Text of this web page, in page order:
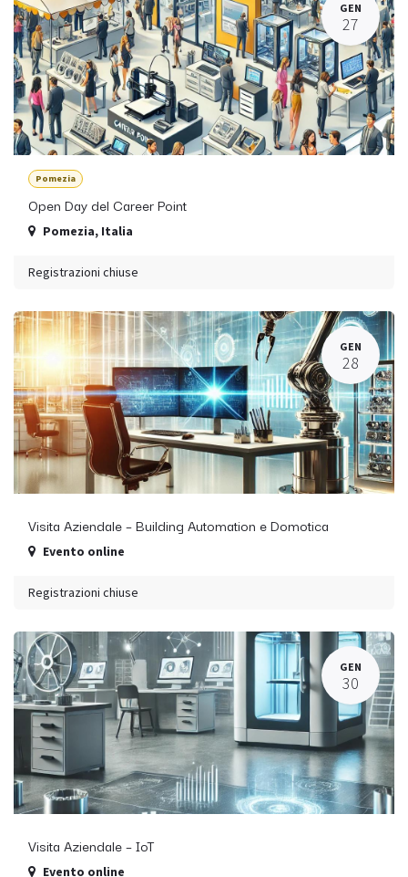
GEN
27
Pomezia
Open Day del Career Point
Pomezia, Italia
Registrazioni chiuse
GEN
28
Visita Aziendale – Building Automation e Domotica
Evento online
Registrazioni chiuse
GEN
30
Visita Aziendale – IoT
Evento online